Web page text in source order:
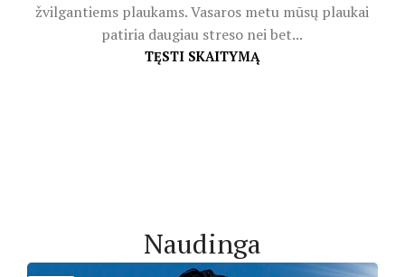
žvilgantiems plaukams. Vasaros metu mūsų plaukai
patiria daugiau streso nei bet...
TĘSTI SKAITYMĄ
Naudinga